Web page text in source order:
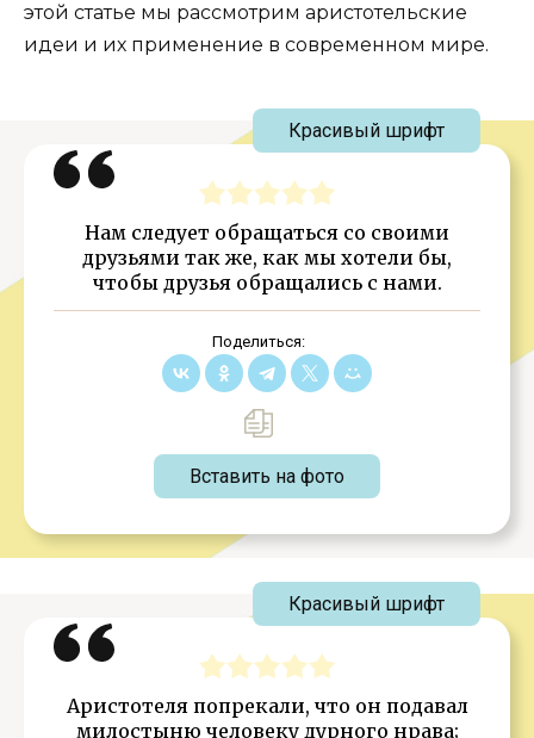
этой статье мы рассмотрим аристотельские
идеи и их применение в современном мире.
Нам следует обращаться со своими
друзьями так же, как мы хотели бы,
чтобы друзья обращались с нами.
Поделиться:
Вставить на фото
Красивый шрифт
Аристотеля попрекали, что он подавал
милостыню человеку дурного нрава;
Красивый шрифт